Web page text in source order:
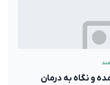
و نگاه به درمان